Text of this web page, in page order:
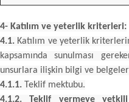
4- Katılım ve yeterlik kriterleri:
4.1. Katılım ve yeterlik
kapsamında sunulması
unsurlara ilişkin bilgi ve
4.1.1. Teklif mektubu.
4.1.2. Teklif vermeye